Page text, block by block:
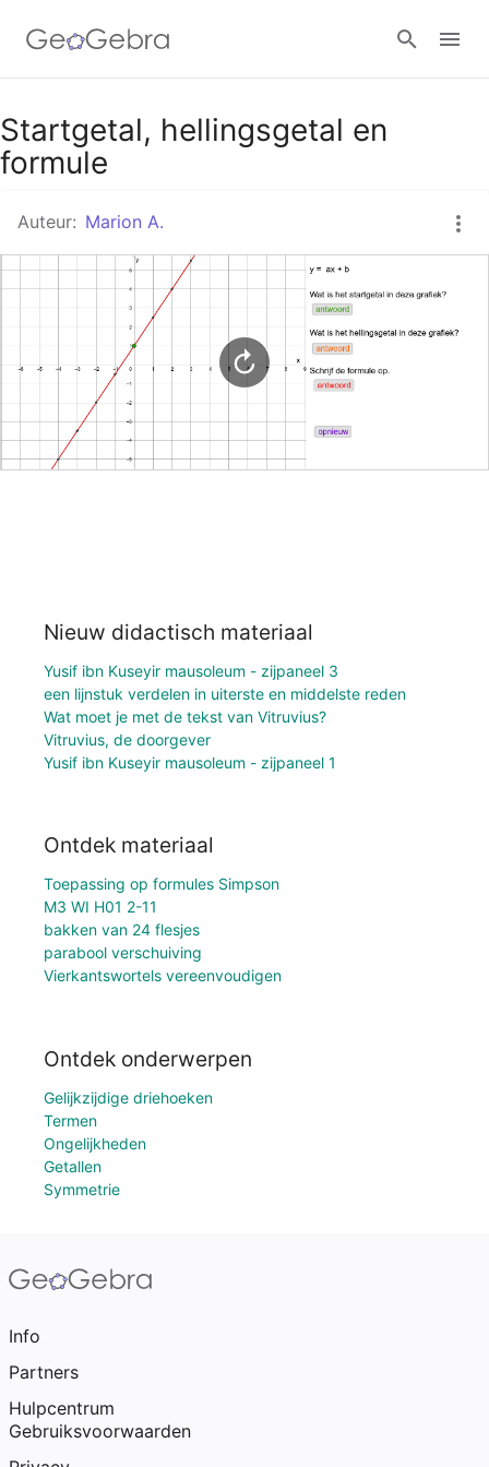
Google Classroom
Startgetal, hellingsgetal en
formule
Auteur: Marion A.
Nieuw didactisch materiaal
Yusif ibn Kuseyir mausoleum - zijpaneel 3
een lijnstuk verdelen in uiterste en middelste reden
Wat moet je met de tekst van Vitruvius?
Vitruvius, de doorgever
Yusif ibn Kuseyir mausoleum - zijpaneel 1
Ontdek materiaal
Toepassing op formules Simpson
M3 WI H01 2-11
bakken van 24 flesjes
parabool verschuiving
Vierkantswortels vereenvoudigen
Ontdek onderwerpen
Gelijkzijdige driehoeken
Termen
Ongelijkheden
Getallen
Symmetrie
Info
Partners
Hulpcentrum
Gebruiksvoorwaarden